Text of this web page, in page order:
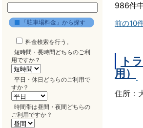
「駐車場料金」から探す
料金検索を行う。
短時間・長時間どちらのご利
用ですか？
平日・休日どちらのご利用で
すか？
時間帯は昼間・夜間どちらの
ご利用ですか？
986件
前の10
ト
用）
住所：